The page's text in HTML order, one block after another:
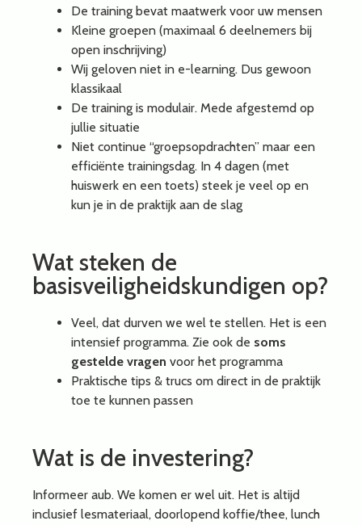
De training bevat maatwerk voor uw mensen
Kleine groepen (maximaal 6 deelnemers bij
open inschrijving)
Wij geloven niet in e-learning. Dus gewoon
klassikaal
De training is modulair. Mede afgestemd op
jullie situatie
Niet continue “groepsopdrachten” maar een
efficiënte trainingsdag. In 4 dagen (met
huiswerk en een toets) steek je veel op en
kun je in de praktijk aan de slag
Wat steken de
basisveiligheidskundigen op?
Veel, dat durven we wel te stellen. Het is een
intensief programma. Zie ook de soms
gestelde vragen voor het programma
Praktische tips & trucs om direct in de praktijk
toe te kunnen passen
Wat is de investering?
Informeer aub. We komen er wel uit. Het is altijd
inclusief lesmateriaal, doorlopend koffie/thee, lunch